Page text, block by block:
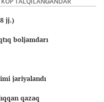
jj.)
boljamdarı
jariyalandı
qazaq